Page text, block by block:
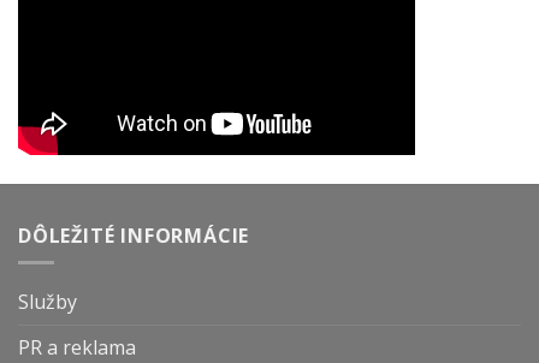
DÔLEŽITÉ INFORMÁCIE
Služby
PR a reklama